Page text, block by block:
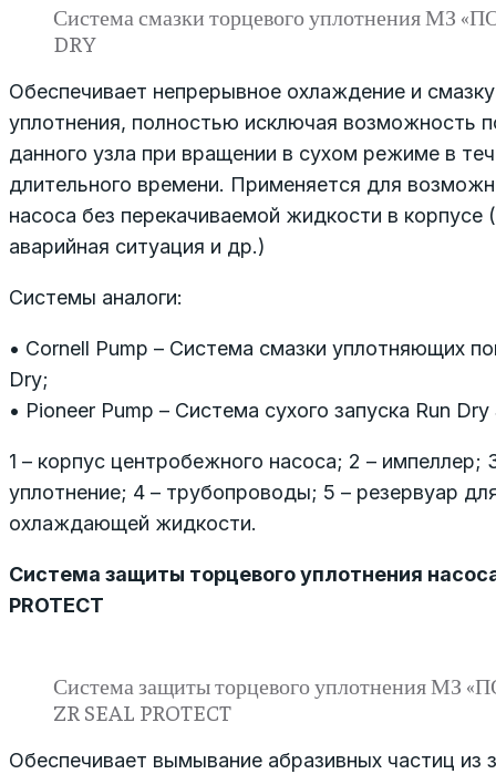
Система смазки торцевого уплотнения МЗ
DRY
Обеспечивает непрерывное охлаждение и
уплотнения, полностью исключая возможность
данного узла при вращении в сухом режиме в
длительного времени. Применяется для
насоса без перекачиваемой жидкости в корпусе
аварийная ситуация и др.)
Системы аналоги:
• Cornell Pump – Система смазки уплотняющих
Dry;
• Pioneer Pump – Система сухого запуска Run Dry
1 – корпус центробежного насоса; 2 – импеллер;
уплотнение; 4 – трубопроводы; 5 – резервуар
охлаждающей жидкости.
Система защиты торцевого уплотнения
PROTECT
Система защиты торцевого уплотнения МЗ
ZR SEAL PROTECT
Обеспечивает вымывание абразивных частиц из